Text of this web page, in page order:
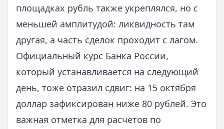
площадках рубль также укреплялся, но с
меньшей амплитудой: ликвидность там
другая, а часть сделок проходит с лагом.
Официальный курс Банка России,
который устанавливается на следующий
день, тоже отразил сдвиг: на 15 октября
доллар зафиксирован ниже 80 рублей. Это
важная отметка для расчетов по